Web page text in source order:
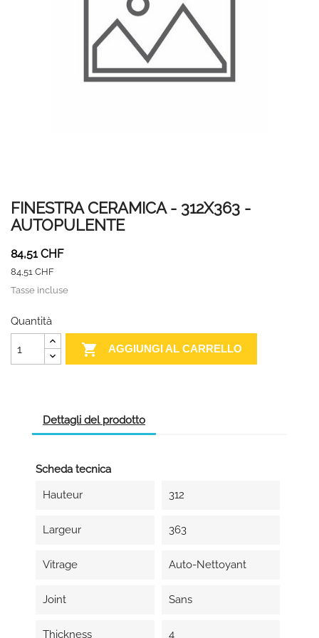
FINESTRA CERAMICA - 312X363 -
AUTOPULENTE
84,51 CHF
84,51 CHF
Tasse incluse
Quantità
 AGGIUNGI AL CARRELLO
Dettagli del prodotto
Scheda tecnica
Hauteur
312
Largeur 363
Vitrage Auto-Nettoyant
Joint Sans
Thickness 4